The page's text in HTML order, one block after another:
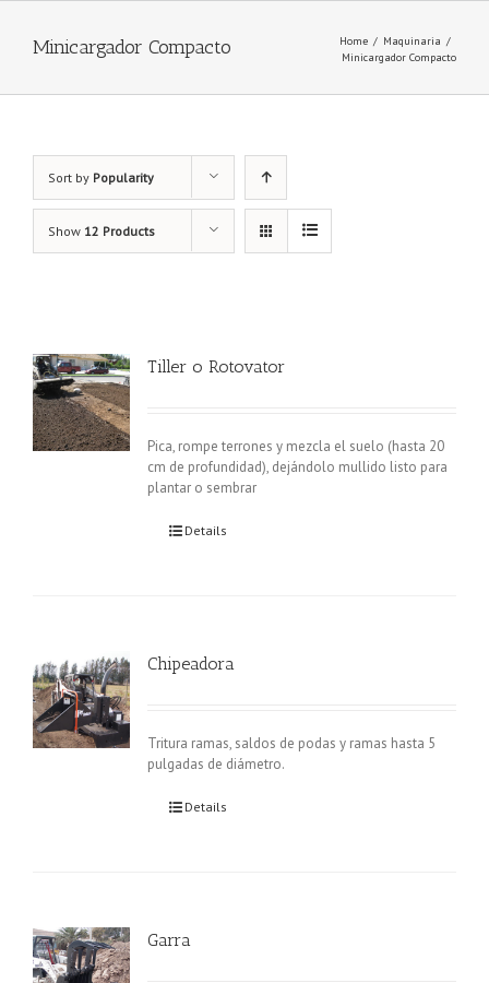
Minicargador Compacto Home / Maquinaria /
Minicargador Compacto
Sort by Popularity
Show 12 Products
Tiller o Rotovator
Pica, rompe terrones y mezcla el suelo (hasta 20
cm de profundidad), dejándolo mullido listo para
plantar o sembrar
Details
Chipeadora
Tritura ramas, saldos de podas y ramas hasta 5
pulgadas de diámetro.
Details
Garra